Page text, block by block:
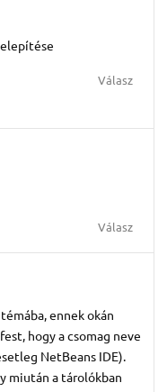
Válasz
Válasz
ennek okán
hogy a csomag neve
NetBeans IDE).
miután a tárolókban